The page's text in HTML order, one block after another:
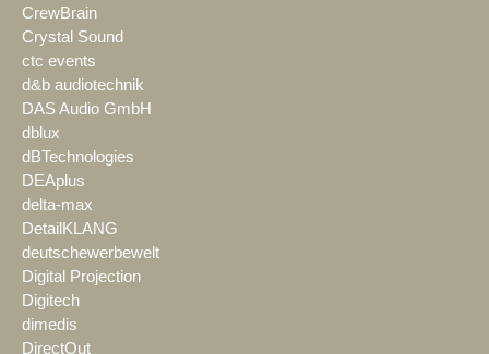
CrewBrain
Crystal Sound
ctc events
d&b audiotechnik
DAS Audio GmbH
dblux
dBTechnologies
DEAplus
delta-max
DetailKLANG
deutschewerbewelt
Digital Projection
Digitech
dimedis
DirectOut